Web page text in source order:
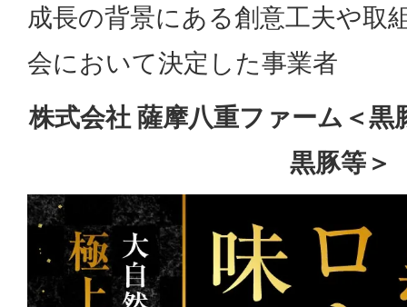
成長の背景にある創意工夫や取
会において決定した事業者
株式会社 薩摩八重ファーム＜
黒豚等＞